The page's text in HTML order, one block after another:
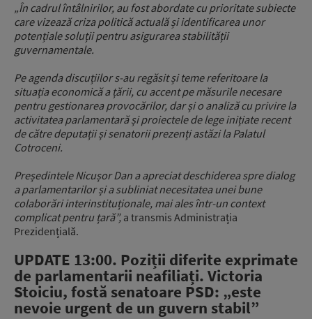
„În cadrul întâlnirilor, au fost abordate cu prioritate subiecte
care vizează criza politică actuală și identificarea unor
potențiale soluții pentru asigurarea stabilității
guvernamentale.
Pe agenda discuțiilor s-au regăsit și teme referitoare la
situația economică a țării, cu accent pe măsurile necesare
pentru gestionarea provocărilor, dar și o analiză cu privire la
activitatea parlamentară și proiectele de lege inițiate recent
de către deputații și senatorii prezenți astăzi la Palatul
Cotroceni.
Președintele Nicușor Dan a apreciat deschiderea spre dialog
a parlamentarilor și a subliniat necesitatea unei bune
colaborări interinstituționale, mai ales într-un context
complicat pentru țară”, a transmis Administrația
Prezidențială.
UPDATE 13:00. Poziții diferite exprimate
de parlamentarii neafiliați. Victoria
Stoiciu, fostă senatoare PSD: „este
nevoie urgent de un guvern stabil”